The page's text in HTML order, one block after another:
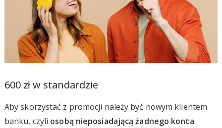
600 zł w standardzie
Aby skorzystać z promocji należy być nowym klientem
banku, czyli osobą nieposiadającą żadnego konta